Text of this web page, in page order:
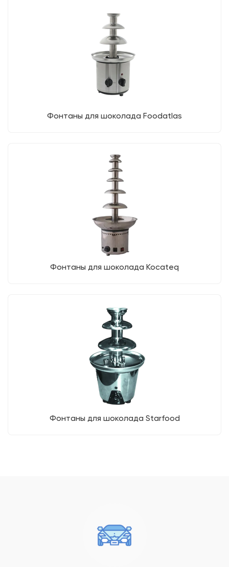
Фонтаны для шоколада Foodatlas
Фонтаны для шоколада Kocateq
Фонтаны для шоколада Starfood